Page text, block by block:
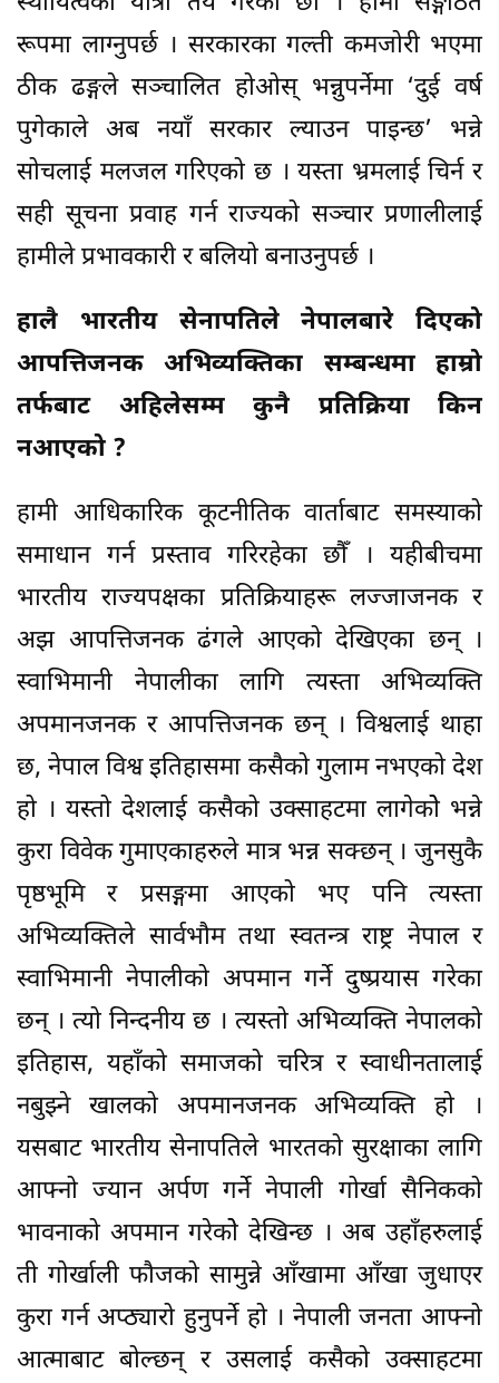
रूपमा लाग्नुपर्छ । सरकारका गल्ती कमजोरी भएमा
ठीक ढङ्गले सञ्चालित होओस् भन्नुपर्नेमा ‘दुई वर्ष
पुगेकाले अब नयाँ सरकार ल्याउन पाइन्छ’ भन्ने
सोचलाई मलजल गरिएको छ । यस्ता भ्रमलाई चिर्न र
सही सूचना प्रवाह गर्न राज्यको सञ्चार प्रणालीलाई
हामीले प्रभावकारी र बलियो बनाउनुपर्छ ।
हालै भारतीय सेनापतिले नेपालबारे दिएको
आपत्तिजनक अभिव्यक्तिका सम्बन्धमा हाम्रो
तर्फबाट अहिलेसम्म कुनै प्रतिक्रिया किन
नआएको ?
हामी आधिकारिक कूटनीतिक वार्ताबाट समस्याको
समाधान गर्न प्रस्ताव गरिरहेका छौँ । यहीबीचमा
भारतीय राज्यपक्षका प्रतिक्रियाहरू लज्जाजनक र
अझ आपत्तिजनक ढंगले आएको देखिएका छन् ।
स्वाभिमानी नेपालीका लागि त्यस्ता अभिव्यक्ति
अपमानजनक र आपत्तिजनक छन् । विश्वलाई थाहा
छ, नेपाल विश्व इतिहासमा कसैको गुलाम नभएको देश
हो । यस्तो देशलाई कसैको उक्साहटमा लागेकोे भन्ने
कुरा विवेक गुमाएकाहरुले मात्र भन्न सक्छन् । जुनसुकै
पृष्ठभूमि र प्रसङ्गमा आएको भए पनि त्यस्ता
अभिव्यक्तिले सार्वभौम तथा स्वतन्त्र राष्ट्र नेपाल र
स्वाभिमानी नेपालीको अपमान गर्ने दुष्प्रयास गरेका
छन् । त्यो निन्दनीय छ । त्यस्तो अभिव्यक्ति नेपालको
इतिहास, यहाँको समाजको चरित्र र स्वाधीनतालाई
नबुझ्ने खालको अपमानजनक अभिव्यक्ति हो ।
यसबाट भारतीय सेनापतिले भारतको सुरक्षाका लागि
आफ्नो ज्यान अर्पण गर्ने नेपाली गोर्खा सैनिकको
भावनाको अपमान गरेकोे देखिन्छ । अब उहाँहरुलाई
ती गोर्खाली फौजको सामुन्ने आँखामा आँखा जुधाएर
कुरा गर्न अप्ठ्यारो हुनुपर्ने हो । नेपाली जनता आफ्नो
आत्माबाट बोल्छन् र उसलाई कसैको उक्साहटमा